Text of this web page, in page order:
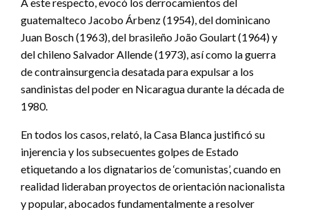
guatemalteco Jacobo Árbenz (1954), del dominicano
Juan Bosch (1963), del brasileño João Goulart (1964) y
del chileno Salvador Allende (1973), así como la guerra
de contrainsurgencia desatada para expulsar a los
sandinistas del poder en Nicaragua durante la década de
1980.
En todos los casos, relató, la Casa Blanca justificó su
injerencia y los subsecuentes golpes de Estado
etiquetando a los dignatarios de ‘comunistas’, cuando en
realidad lideraban proyectos de orientación nacionalista
y popular, abocados fundamentalmente a resolver